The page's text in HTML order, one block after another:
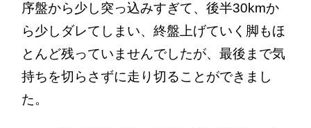
序盤から少し突っ込みすぎて、後半30kmか
ら少しダレてしまい、終盤上げていく脚もほ
とんど残っていませんでしたが、最後まで気
持ちを切らさずに走り切ることができまし
た。